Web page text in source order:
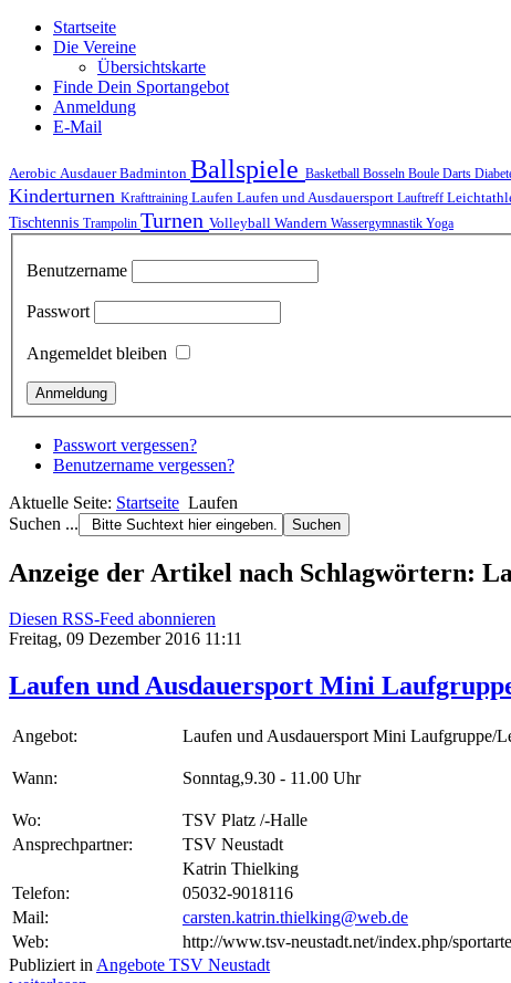
Startseite
Die Vereine
Übersichtskarte
Finde Dein Sportangebot
Anmeldung
E-Mail
Aerobic AusdauerBadminton Ballspiele Basketball Bosseln Boule Darts
Kinderturnen Krafttraining Laufen Laufen und Ausdauersport Lauftreff
Tischtennis Trampolin Turnen Volleyball Wandern Wassergymnastik Yoga
Benutzername
Passwort
Angemeldet bleiben
Passwort vergessen?
Benutzername vergessen?
Aktuelle Seite: Startseite Laufen
Suchen ...
Anzeige der Artikel nach Schlagwörtern:
Diesen RSS-Feed abonnieren
Freitag, 09 Dezember 2016 11:11
Laufen und Ausdauersport Mini
Angebot: Laufen und Ausdauersport Mini Laufgruppe/
Wann: Sonntag,9.30 - 11.00 Uhr
Wo:
TSV Platz /-Halle
Ansprechpartner:
TSV Neustadt
Katrin Thielking
Telefon:
05032-9018116
Mail:
carsten.katrin.thielking@web.de
Web:
http://www.tsv-neustadt.net/index.php/
Publiziert in Angebote TSV Neustadt